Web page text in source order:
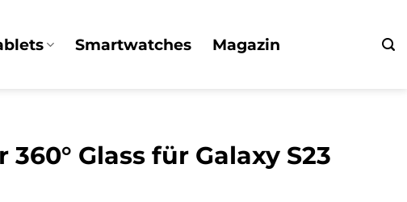
Smartwatches Magazin
Glass für Galaxy S23